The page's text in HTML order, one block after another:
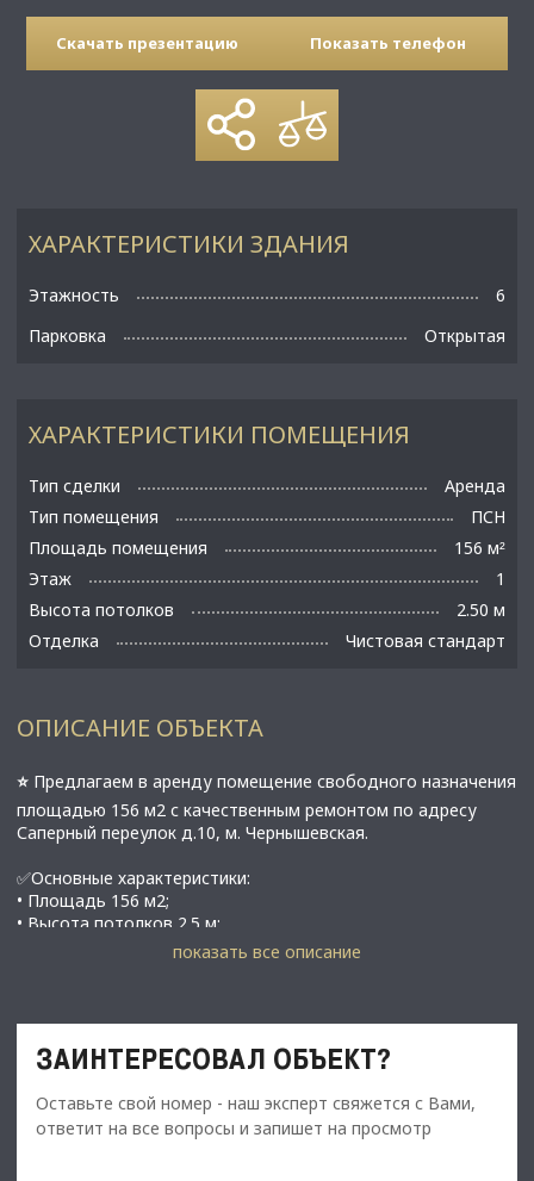
Скачать презентацию Показать телефон
ХАРАКТЕРИСТИКИ ПОМЕЩЕНИЯ
Тип сделки
Аренда
Тип помещения
ПСН
Площадь помещения
156 м²
Этаж
1
Высота потолков
2.50 м
Отделка
Чистовая стандарт
ХАРАКТЕРИСТИКИ ЗДАНИЯ
Этажность
6
Парковка
Открытая
ОПИСАНИЕ ОБЪЕКТА
⭐️ Предлагаем в аренду помещение свободного назначения
площадью 156 м2 с качественным ремонтом по адресу
Саперный переулок д.10, м. Чернышевская.
✅Основные характеристики:
• Площадь 156 м2;
• Высота потолков 2.5 м;
• Электроснабжение 15 кВт (с возможностью увеличения);
• Арендная ставка - 220 000 руб./мес.;
• Обеспечительный платеж - 100% ( 220 000 руб.);
показать все описание
ЗАИНТЕРЕСОВАЛ ОБЪЕКТ?
Оставьте свой номер - наш эксперт свяжется с Вами,
ответит на все вопросы и запишет на просмотр